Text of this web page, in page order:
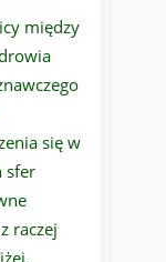
między
się w
sfer
raczej